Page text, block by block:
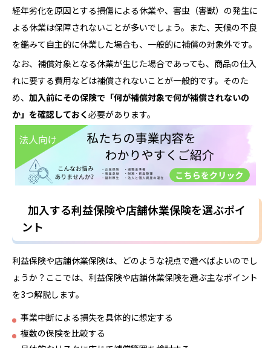
経年劣化を原因とする損傷による休業や、害虫（害獣）の発生に
よる休業は保障されないことが多いでしょう。また、天候の不良
を鑑みて自主的に休業した場合も、一般的に補償の対象外です。
なお、補償対象となる休業が生じた場合であっても、商品の仕入
れに要する費用などは補償されないことが一般的です。そのた
め、 加入前にその保険で「何が補償対象で何が補償されないの
か」を確認しておく 必要があります。
加入する利益保険や店舗休業保険を選ぶポイ
ント
利益保険や店舗休業保険は、どのような視点で選べばよいのでし
ょうか？ここでは、利益保険や店舗休業保険を選ぶ主なポイント
を3つ解説します。
事業中断による損失を具体的に想定する
複数の保険を比較する